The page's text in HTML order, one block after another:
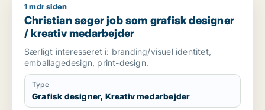
Christian søger job som grafisk designer / kreativ
1 mdr siden
Christian søger job som grafisk designer
/ kreativ medarbejder
Særligt interesseret i: branding/visuel identitet,
emballagedesign, print-design.
Type
Grafisk designer, Kreativ medarbejder